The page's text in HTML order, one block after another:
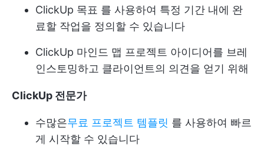
ClickUp 목표 를 사용하여 특정 기간 내에 완
료할 작업을 정의할 수 있습니다
ClickUp 마인드 맵 프로젝트 아이디어를 브레
인스토밍하고 클라이언트의 의견을 얻기 위해
ClickUp 전문가
수많은무료 프로젝트 템플릿 를 사용하여 빠르
게 시작할 수 있습니다